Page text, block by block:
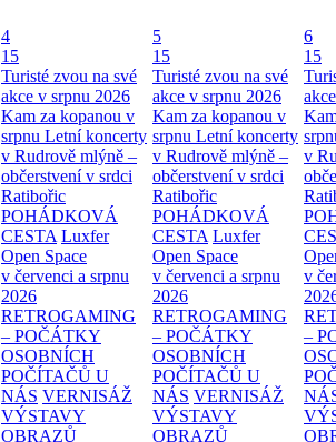
4
15
Turisté zvou na své
akce v srpnu 2026
Kam za kopanou v
srpnu Letní koncerty
v Rudrově mlýně –
občerstvení v srdci
Ratibořic
POHÁDKOVÁ
CESTA Luxfer
Open Space
v červenci a srpnu
2026
RETROGAMING
– POČÁTKY
OSOBNÍCH
POČÍTAČŮ U
NÁS VERNISÁŽ
VÝSTAVY
OBRAZŮ
5
15
Turisté zvou na své
akce v srpnu 2026
Kam za kopanou v
srpnu Letní koncerty
v Rudrově mlýně –
občerstvení v srdci
Ratibořic
POHÁDKOVÁ
CESTA Luxfer
Open Space
v červenci a srpnu
2026
RETROGAMING
– POČÁTKY
OSOBNÍCH
POČÍTAČŮ U
NÁS VERNISÁŽ
VÝSTAVY
OBRAZŮ
6
15
v
v
–